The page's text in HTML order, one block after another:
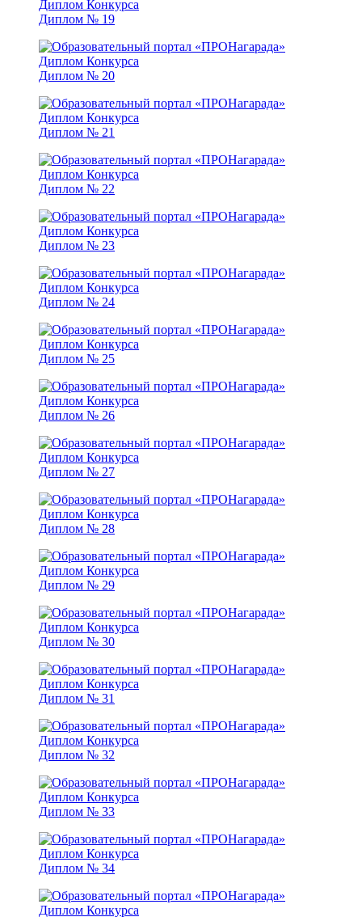
Диплом № 19
Диплом № 20
Диплом № 21
Диплом № 22
Диплом № 23
Диплом № 24
Диплом № 25
Диплом № 26
Диплом № 27
Диплом № 28
Диплом № 29
Диплом № 30
Диплом № 31
Диплом № 32
Диплом № 33
Диплом № 34